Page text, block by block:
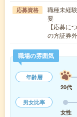
応募資格
職種未経
要
【応募に
の方証券
職場の雰囲気
年齢層
20代
男女比率
女性